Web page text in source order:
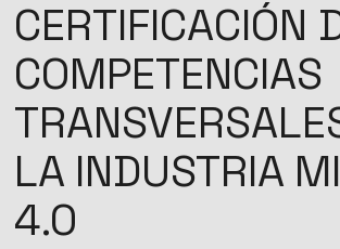
CERTIFICACIÓN
COMPETENCIAS
LA INDUSTRIA
4.0